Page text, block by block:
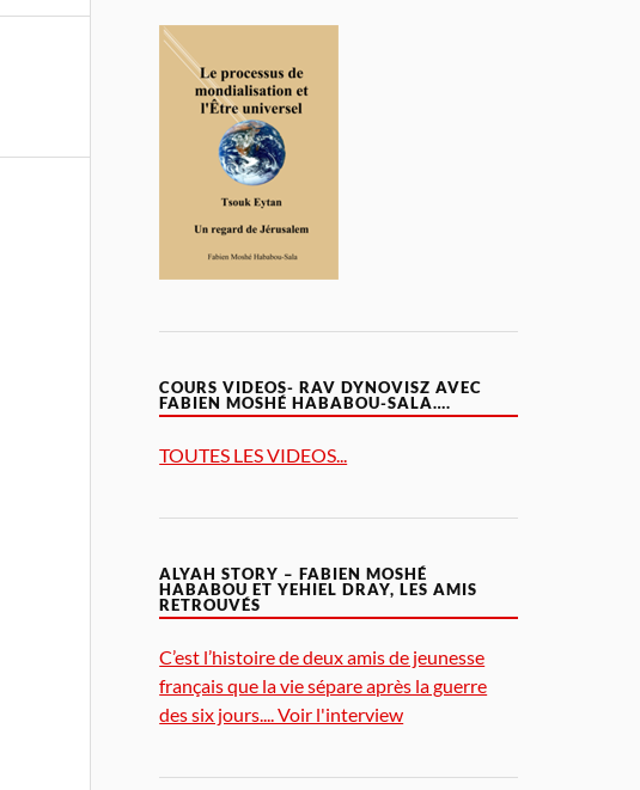
COURS VIDEOS- RAV DYNOVISZ AVEC
FABIEN MOSHÉ HABABOU-SALA….
TOUTES LES VIDEOS...
ALYAH STORY – FABIEN MOSHÉ
HABABOU ET YEHIEL DRAY, LES AMIS
RETROUVÉS
C’est l’histoire de deux amis de jeunesse
français que la vie sépare après la guerre
des six jours.... Voir l'interview